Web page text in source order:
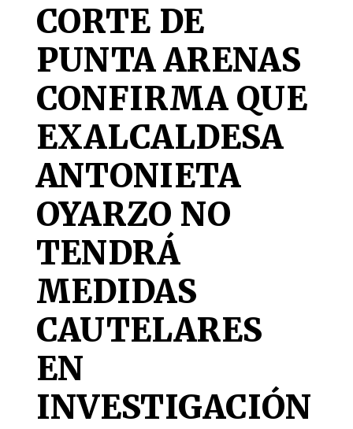
CORTE DE
PUNTA ARENAS
CONFIRMA QUE
EXALCALDESA
ANTONIETA
OYARZO NO
TENDRÁ
MEDIDAS
CAUTELARES
EN
INVESTIGACIÓN